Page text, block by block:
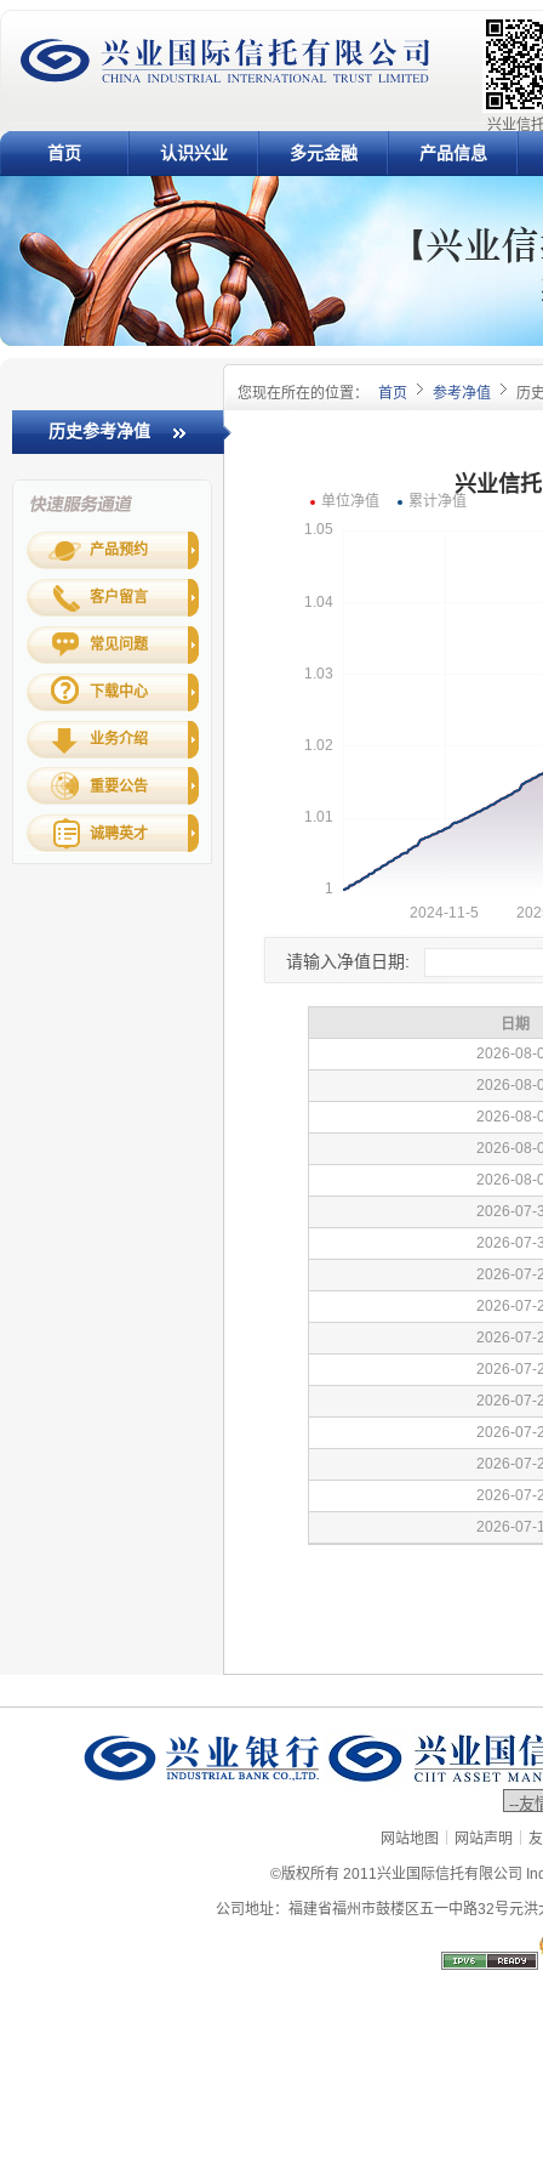
兴业信
首页 认识兴业 多元金融 产品信息
您现在所在的位置： 首页 参考净值 历
历史参考净值
产品预约
客户留言
常见问题
下载中心
业务介绍
重要公告
诚聘英才
请输入净值日期:
网站地图 | 网站声明 |
©版权所有 2011兴业国际信托有限公司
公司地址：福建省福州市鼓楼区五一中路32号元